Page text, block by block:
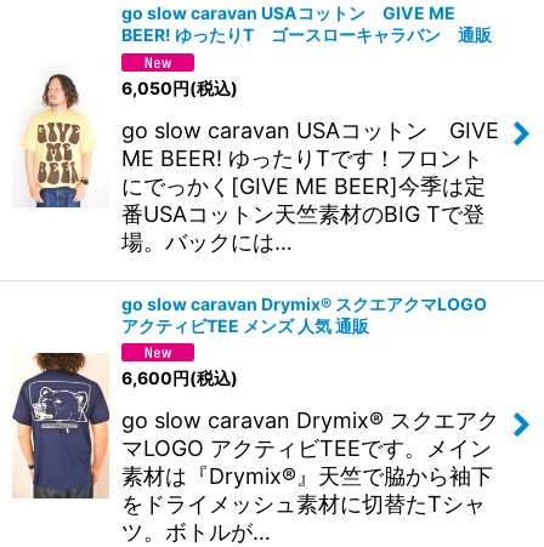
go slow caravan USAコットン GIVE ME
BEER! ゆったりT ゴースローキャラバン 通販
6,050円(税込)
go slow caravan USAコットン GIVE
ME BEER! ゆったりTです！フロント
にでっかく[GIVE ME BEER]今季は定
番USAコットン天竺素材のBIG Tで登
場。バックには…
go slow caravan Drymix® スクエアクマLOGO
アクティビTEE メンズ 人気 通販
6,600円(税込)
go slow caravan Drymix® スクエアク
マLOGO アクティビTEEです。メイン
素材は『Drymix®』天竺で脇から袖下
をドライメッシュ素材に切替たTシャ
ツ。ボトルが…